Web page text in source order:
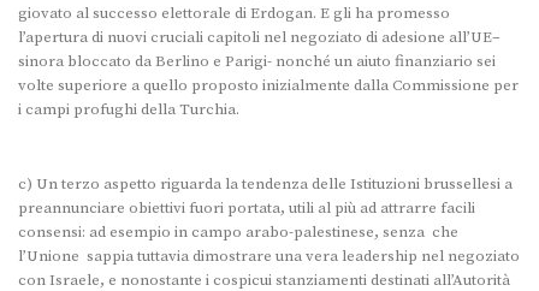
giovato al successo elettorale di Erdogan. E gli ha promesso
l’apertura di nuovi cruciali capitoli nel negoziato di adesione all’UE–
sinora bloccato da Berlino e Parigi- nonché un aiuto finanziario sei
volte superiore a quello proposto inizialmente dalla Commissione per
i campi profughi della Turchia.
c) Un terzo aspetto riguarda la tendenza delle Istituzioni brussellesi a
preannunciare obiettivi fuori portata, utili al più ad attrarre facili
consensi: ad esempio in campo arabo-palestinese, senza che
l’Unione sappia tuttavia dimostrare una vera leadership nel negoziato
con Israele, e nonostante i cospicui stanziamenti destinati all’Autorità